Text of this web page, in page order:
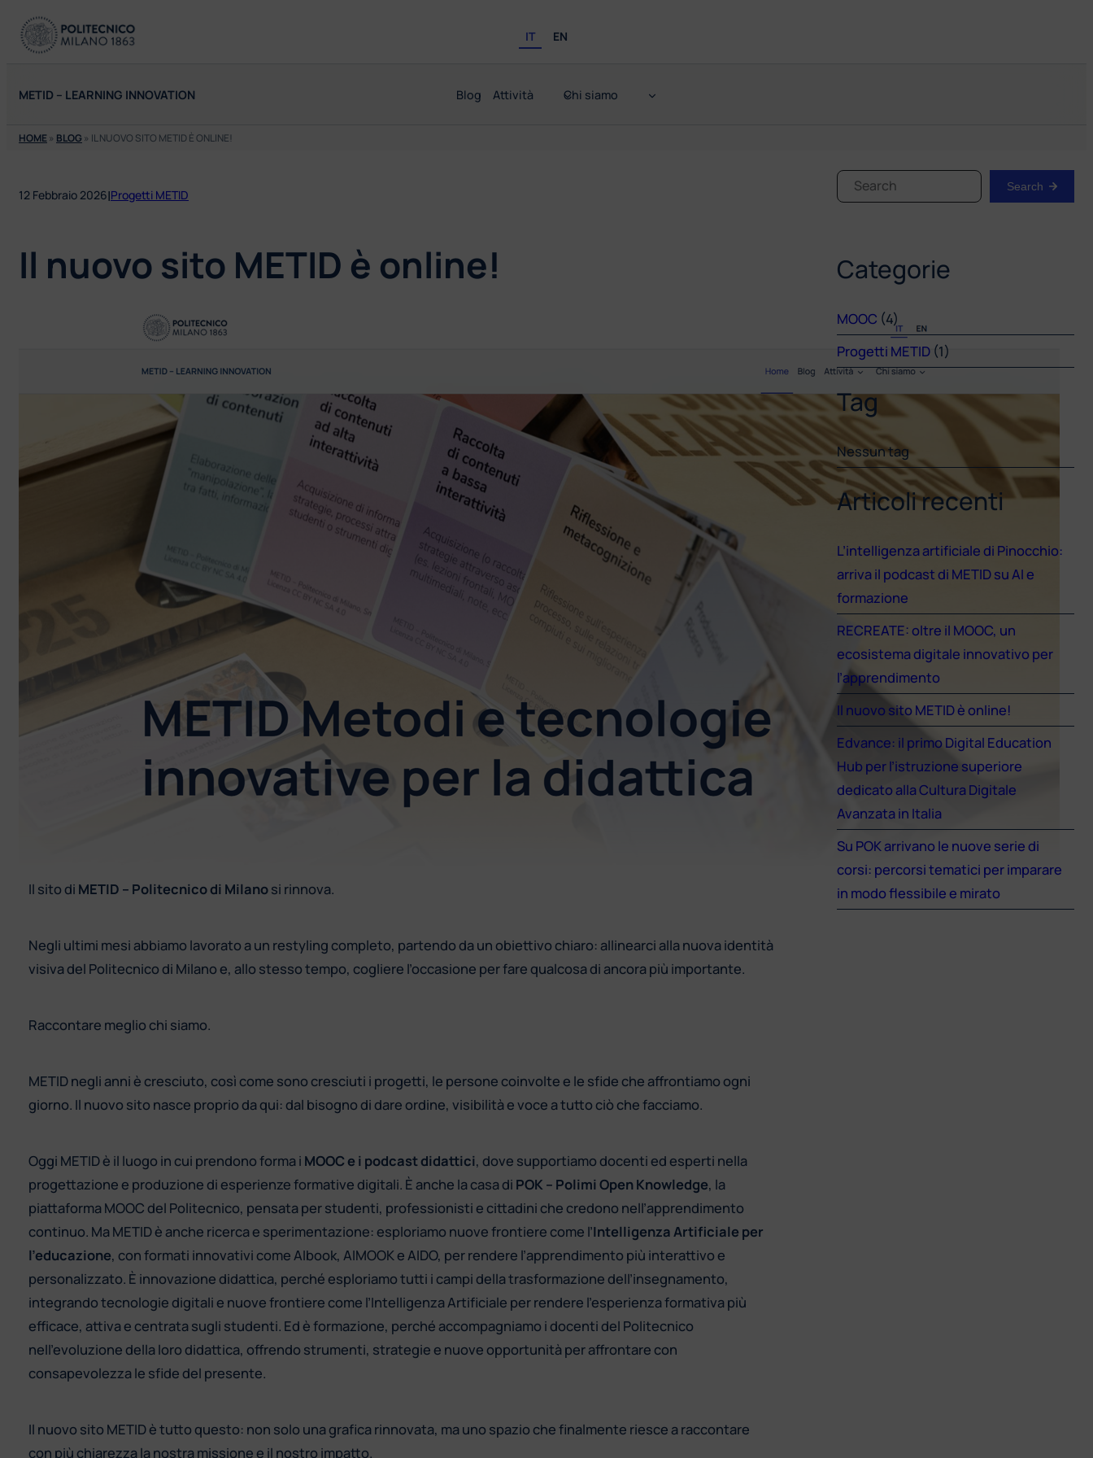
IT EN
METID – LEARNING INNOVATION Blog Attività Chi siamo
HOME» BLOG» IL NUOVO SITO METID È ONLINE!
12 Febbraio 2026|Progetti METID
Il nuovo sito METID è online!
Il sito di METID – Politecnico di Milanosi rinnova.
Negli ultimi mesi abbiamo lavorato a un restyling completo, partendo da un obiettivo chiaro: allinearci alla nuova identità
visiva del Politecnico di Milano e, allo stesso tempo, cogliere l’occasione per fare qualcosa di ancora più importante.
Raccontare meglio chi siamo.
METID negli anni è cresciuto, così come sono cresciuti i progetti, le persone coinvolte e le sfide che affrontiamo ogni
giorno. Il nuovo sito nasce proprio da qui: dal bisogno di dare ordine, visibilità e voce a tutto ciò che facciamo.
Oggi METID è il luogo in cui prendono forma i MOOC e i podcast didattici, dove supportiamo docenti ed esperti nella
progettazione e produzione di esperienze formative digitali. È anche la casa di POK – Polimi Open Knowledge, la
piattaforma MOOC del Politecnico, pensata per studenti, professionisti e cittadini che credono nell’apprendimento
continuo. Ma METID è anche ricerca e sperimentazione: esploriamo nuove frontiere come l’Intelligenza Artificiale per
l’educazione, con formati innovativi come AIbook, AIMOOK e AIDO, per rendere l’apprendimento più interattivo e
personalizzato. È innovazione didattica, perché esploriamo tutti i campi della trasformazione dell’insegnamento,
integrando tecnologie digitali e nuove frontiere come l’Intelligenza Artificiale per rendere l’esperienza formativa più
efficace, attiva e centrata sugli studenti. Ed è formazione, perché accompagniamo i docenti del Politecnico
nell’evoluzione della loro didattica, offrendo strumenti, strategie e nuove opportunità per affrontare con
consapevolezza le sfide del presente.
Il nuovo sito METID è tutto questo: non solo una grafica rinnovata, ma uno spazio che finalmente riesce a raccontare
con più chiarezza la nostra missione e il nostro impatto.
Search Search
Categorie
MOOC (4)
Progetti METID(1)
Tag
Nessun tag
Articoli recenti
L’intelligenza artificiale di Pinocchio:
arriva il podcast di METID su AI e
formazione
RECREATE: oltre il MOOC, un
ecosistema digitale innovativo per
l’apprendimento
Il nuovo sito METID è online!
Edvance: il primo Digital Education
Hub per l’istruzione superiore
dedicato alla Cultura Digitale
Avanzata in Italia
Su POK arrivano le nuove serie di
corsi: percorsi tematici per imparare
in modo flessibile e mirato